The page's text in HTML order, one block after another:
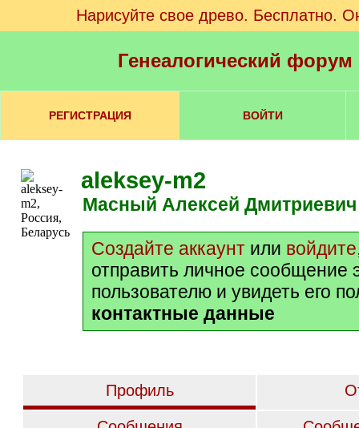
Нарисуйте свое древо. Бесплатно.
Генеалогический
РЕГИСТРАЦИЯ ВОЙТИ
aleksey-m2
Масный Алексей Дмитриевич
Создайте аккаунт или войдите
отправить личное сообщение
пользователю и увидеть его
контактные данные
Профиль